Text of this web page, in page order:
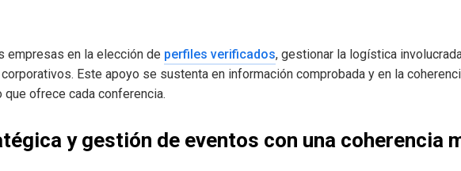
empresas en la elección de perfiles verificados, gestionar la logística
Este apoyo se sustenta en información comprobada y en la
ofrece cada conferencia.
y gestión de eventos con una coherencia